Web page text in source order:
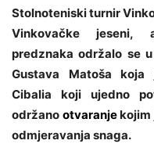
Stolnoteniski turnir
Vinkovačke jeseni,
predznaka održalo se
Gustava Matoša
Cibalia koji ujedno
održano otvaranjekojim
odmjeravanja snaga.